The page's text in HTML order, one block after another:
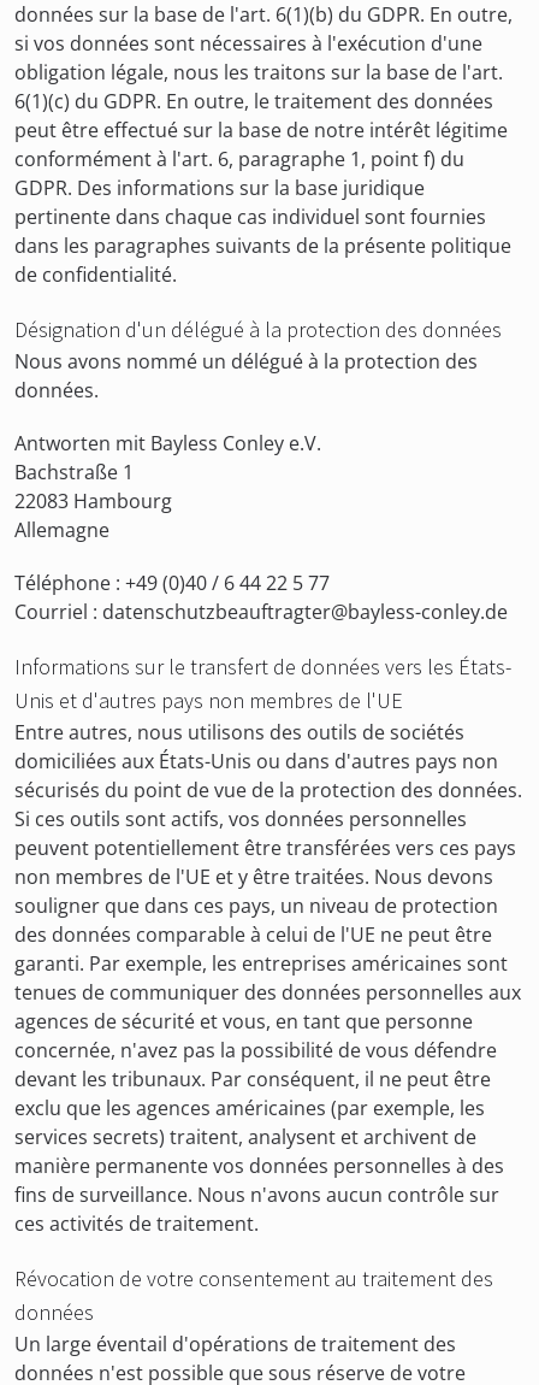
données sur la base de l'art. 6(1)(b) du GDPR. En outre,
si vos données sont nécessaires à l'exécution d'une
obligation légale, nous les traitons sur la base de l'art.
6(1)(c) du GDPR. En outre, le traitement des données
peut être effectué sur la base de notre intérêt légitime
conformément à l'art. 6, paragraphe 1, point f) du
GDPR. Des informations sur la base juridique
pertinente dans chaque cas individuel sont fournies
dans les paragraphes suivants de la présente politique
de confidentialité.
Désignation d'un délégué à la protection des données
Nous avons nommé un délégué à la protection des
données.
Antworten mit Bayless Conley e.V.
Bachstraße 1
22083 Hambourg
Allemagne
Téléphone : +49 (0)40 / 6 44 22 5 77
Courriel : datenschutzbeauftragter@bayless-conley.de
Informations sur le transfert de données vers les États-
Unis et d'autres pays non membres de l'UE
Entre autres, nous utilisons des outils de sociétés
domiciliées aux États-Unis ou dans d'autres pays non
sécurisés du point de vue de la protection des données.
Si ces outils sont actifs, vos données personnelles
peuvent potentiellement être transférées vers ces pays
non membres de l'UE et y être traitées. Nous devons
souligner que dans ces pays, un niveau de protection
des données comparable à celui de l'UE ne peut être
garanti. Par exemple, les entreprises américaines sont
tenues de communiquer des données personnelles aux
agences de sécurité et vous, en tant que personne
concernée, n'avez pas la possibilité de vous défendre
devant les tribunaux. Par conséquent, il ne peut être
exclu que les agences américaines (par exemple, les
services secrets) traitent, analysent et archivent de
manière permanente vos données personnelles à des
fins de surveillance. Nous n'avons aucun contrôle sur
ces activités de traitement.
Révocation de votre consentement au traitement des
données
Un large éventail d'opérations de traitement des
données n'est possible que sous réserve de votre